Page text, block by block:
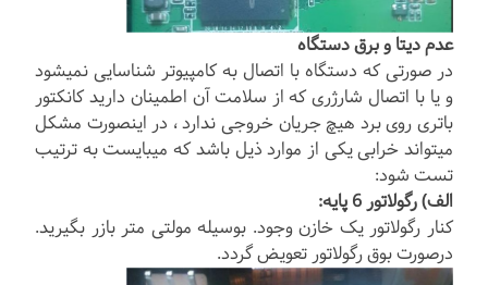
عدم دیتا و برق دستگاه
در صورتی که دستگاه با اتصال به کامپیوتر شناسایی نمیشود
و یا با اتصال شارژری که از سلامت آن اطمینان دارید کانکتور
باتری روی برد هیچ جریان خروجی ندارد ، در اینصورت مشکل
میتواند خرابی یکی از موارد ذیل باشد که میبایست به ترتیب
تست شود:
الف) رگولاتور 6 پایه:
کنار رگولاتور یک خازن وجود. بوسیله مولتی متر بازر بگیرید.
درصورت بوق رگولاتور تعویض گردد.